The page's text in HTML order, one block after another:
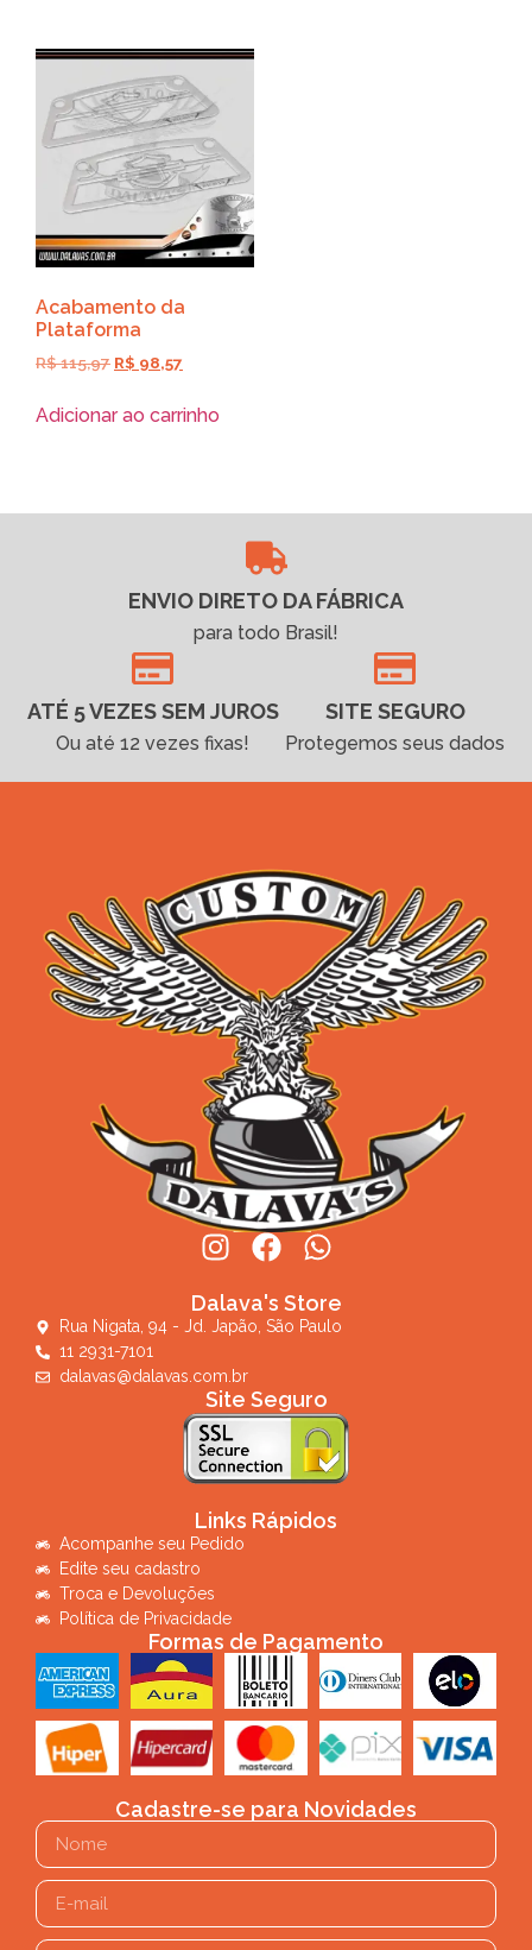
Acabamento da
Plataforma
R$115,97 R$ 98,57
Adicionar ao carrinho
ENVIO DIRETO DA FÁBRICA
para todo Brasil!
ATÉ 5 VEZES SEM JUROS
Ou até 12 vezes fixas!
SITE SEGURO
Protegemos seus dados
Dalava's Store
Rua Nigata, 94 - Jd. Japão, São Paulo
11 2931-7101
dalavas@dalavas.com.br
Site Seguro
Links Rápidos
Acompanhe seu Pedido
Edite seu cadastro
Troca e Devoluções
Política de Privacidade
Formas de Pagamento
Cadastre-se para Novidades